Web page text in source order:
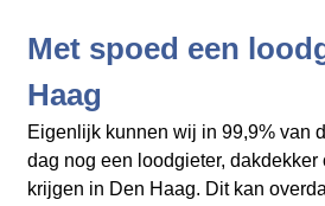
Met spoed een
Haag
Eigenlijk kunnen wij in 99,9% van
dag nog een loodgieter, dakdekker
krijgen in Den Haag. Dit kan